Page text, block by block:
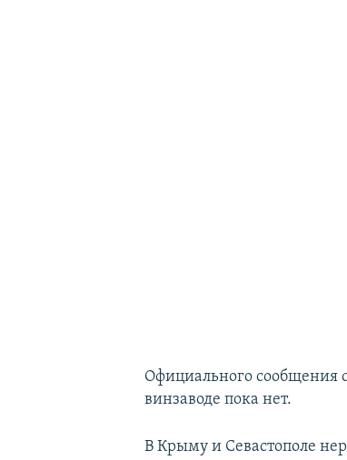
Официального сообщения
винзаводе пока нет.
В Крыму и Севастополе